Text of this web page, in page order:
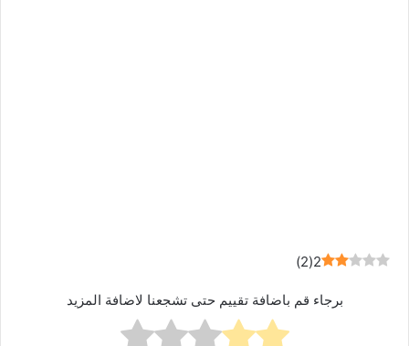
2
(
2
)
برجاء قم باضافة تقييم حتى تشجعنا لاضافة المزيد